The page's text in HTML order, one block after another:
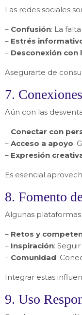
Las redes sociales
– Confusión: La
– Estrés
– Desconexión con
Asegurarte de
7.
Aún con las
– Conectar con
– Acceso a apoyo:
– Expresión
Es esencial
8. Fomento
Algunas
– Retos y
– Inspiración:
– Comunidad:
Integrar estas
9. Uso